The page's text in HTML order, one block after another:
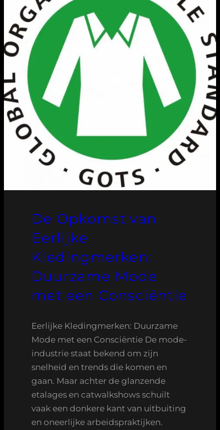
De Opkomst van
Eerlijke
Kledingmerken:
Duurzame Mode
met een Consciëntie
Eerlijke Kledingmerken: Duurzame
Mode met een Consciëntie De mode-
industrie staat bekend om zijn
snelheid en trends die komen en
gaan. Maar achter de glanzende
etalages en catwalkshows schuilt
vaak een donkere kant van uitbuiting
en oneerlijke arbeidspraktijken.